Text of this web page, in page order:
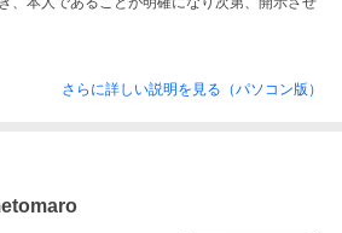
さらに詳しい説明を見る（パソコン版）